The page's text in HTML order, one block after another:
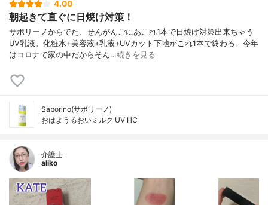
4.00
朝起きて直ぐに日焼け対策！
サボリーノからでた、せんがんごにあこれ1本で日焼け対策出来ちゃう
UV乳液。化粧水+美容液+乳液+UVカット下地がこれ1本で終わる。今年
はコロナで家の中だからそん…続きを見る
Saborino(サボリーノ)
おはようるおいミルク UV HC
介護士
aliko